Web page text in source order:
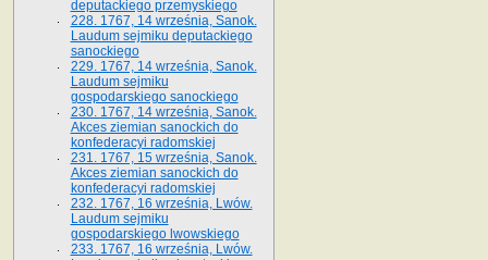
deputackiego przemyskiego
228. 1767, 14 września, Sanok.
Laudum sejmiku deputackiego
sanockiego
229. 1767, 14 września, Sanok.
Laudum sejmiku
gospodarskiego sanockiego
230. 1767, 14 września, Sanok.
Akces ziemian sanockich do
konfederacyi radomskiej
231. 1767, 15 września, Sanok.
Akces ziemian sanockich do
konfederacyi radomskiej
232. 1767, 16 września, Lwów.
Laudum sejmiku
gospodarskiego lwowskiego
233. 1767, 16 września, Lwów.